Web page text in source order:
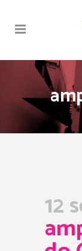
12